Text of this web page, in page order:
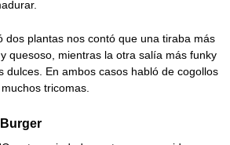
dos plantas nos contó que una tiraba más
quesoso, mientras la otra salía más funky
dulces. En ambos casos habló de cogollos
tricomas.